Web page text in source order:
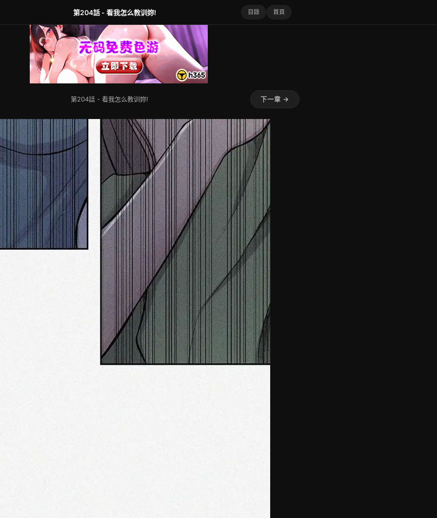
第204話 - 看我怎么教训妳! 目錄 首頁
第204話 - 看我怎么教训妳! 下一章 →